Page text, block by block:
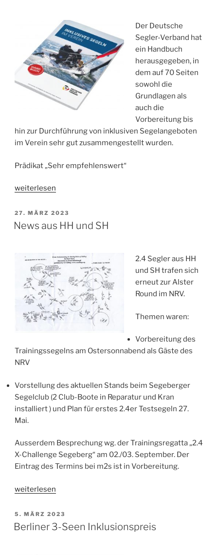
Der Deutsche
Segler-Verband hat
ein Handbuch
herausgegeben, in
dem auf 70 Seiten
sowohl die
Grundlagen als
auch die
Vorbereitung bis
hin zur Durchführung von inklusiven Segelangeboten
im Verein sehr gut zusammengestellt wurden.
Prädikat „Sehr empfehlenswert“
„DSV
„Inklusives
Segeln
weiterlesen
VERÖFFENTLICHT
AM
27. MÄRZ 2023
News aus HH und SH
2.4 Segler aus HH
und SH trafen sich
erneut zur Alster
Round im NRV.
Themen waren:
Vorbereitung des
Trainingssegelns am Ostersonnabend als Gäste des
NRV
Vorstellung des aktuellen Stands beim Segeberger
Segelclub (2 Club-Boote in Reparatur und Kran
installiert ) und Plan für erstes 2.4er Testsegeln 27.
Mai.
Ausserdem Besprechung wg. der Trainingsregatta „2.4
X-Challenge Segeberg“ am 02./03. September. Der
Eintrag des Termins bei m2s ist in Vorbereitung.
„News
HH
und
weiterlesen
VERÖFFENTLICHT
AM
5. MÄRZ 2023
Berliner 3-Seen Inklusionspreis